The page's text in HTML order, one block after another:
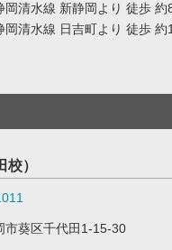
岡清水線 新静岡より 徒歩 約
岡清水線 日吉町より 徒歩 約
）
市葵区千代田1-15-30